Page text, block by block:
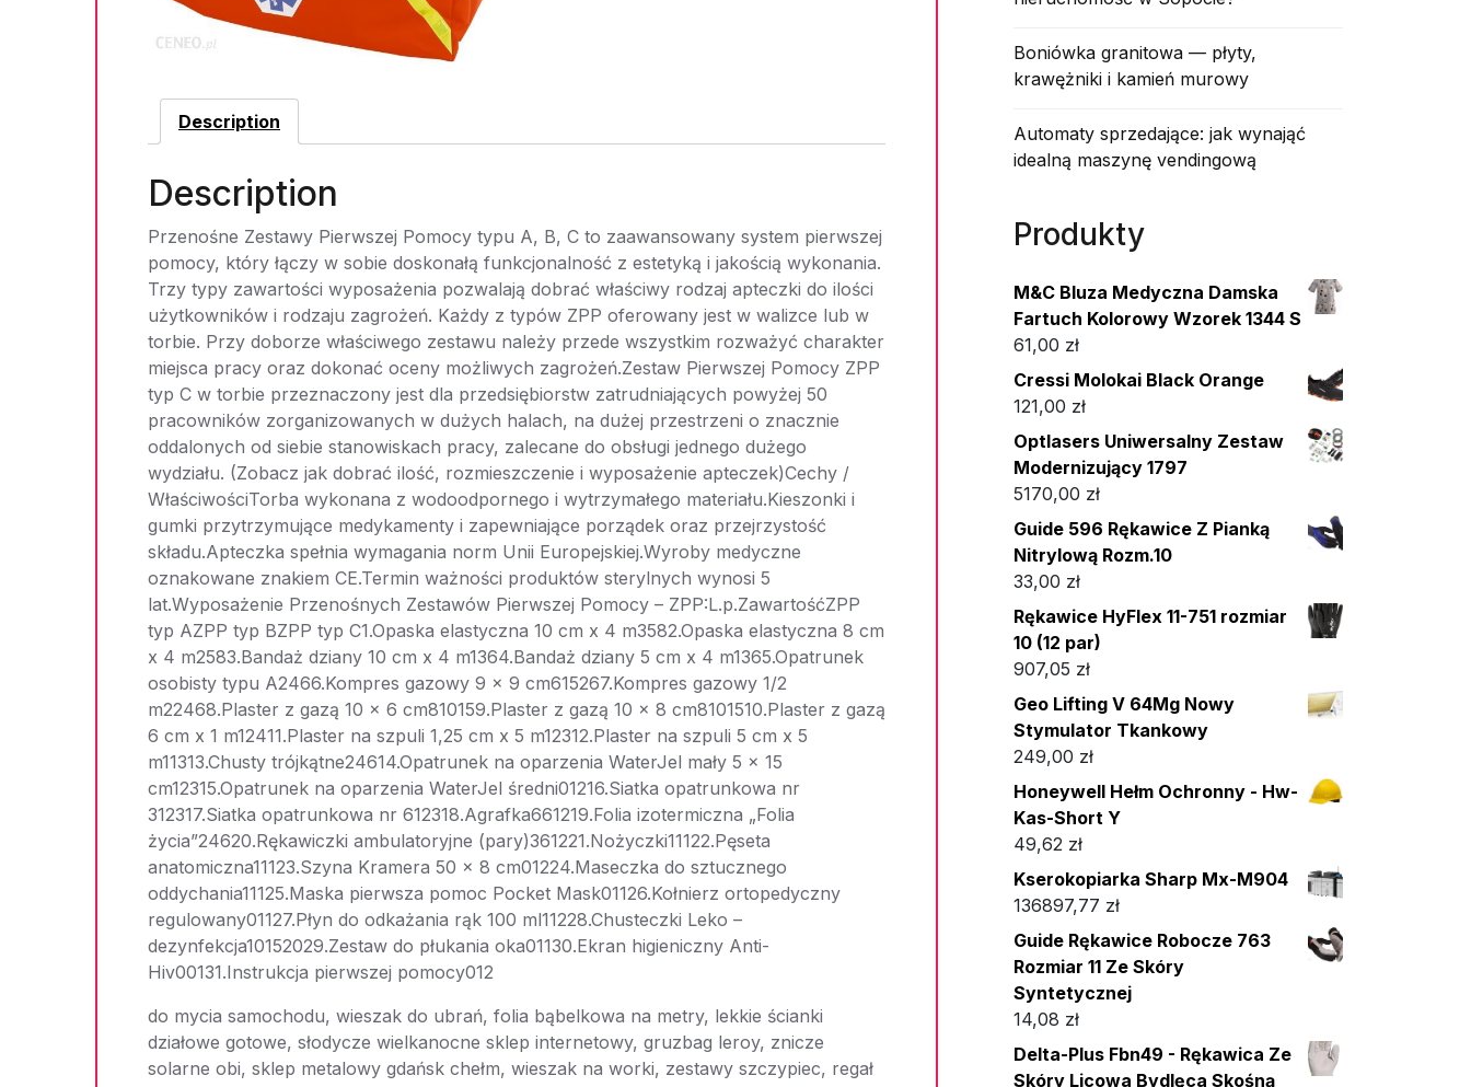
Description
Description
Przenośne Zestawy Pierwszej Pomocy typu A, B, C to zaawansowany system pierwszej
pomocy, który łączy w sobie doskonałą funkcjonalność z estetyką i jakością wykonania.
Trzy typy zawartości wyposażenia pozwalają dobrać właściwy rodzaj apteczki do ilości
użytkowników i rodzaju zagrożeń. Każdy z typów ZPP oferowany jest w walizce lub w
torbie. Przy doborze właściwego zestawu należy przede wszystkim rozważyć charakter
miejsca pracy oraz dokonać oceny możliwych zagrożeń.Zestaw Pierwszej Pomocy ZPP
typ C w torbie przeznaczony jest dla przedsiębiorstw zatrudniających powyżej 50
pracowników zorganizowanych w dużych halach, na dużej przestrzeni o znacznie
oddalonych od siebie stanowiskach pracy, zalecane do obsługi jednego dużego
wydziału. (Zobacz jak dobrać ilość, rozmieszczenie i wyposażenie apteczek)Cechy /
WłaściwościTorba wykonana z wodoodpornego i wytrzymałego materiału.Kieszonki i
gumki przytrzymujące medykamenty i zapewniające porządek oraz przejrzystość
składu.Apteczka spełnia wymagania norm Unii Europejskiej.Wyroby medyczne
oznakowane znakiem CE.Termin ważności produktów sterylnych wynosi 5
lat.Wyposażenie Przenośnych Zestawów Pierwszej Pomocy – ZPP:L.p.ZawartośćZPP
typ AZPP typ BZPP typ C1.Opaska elastyczna 10 cm x 4 m3582.Opaska elastyczna 8 cm
x 4 m2583.Bandaż dziany 10 cm x 4 m1364.Bandaż dziany 5 cm x 4 m1365.Opatrunek
osobisty typu A2466.Kompres gazowy 9 x 9 cm615267.Kompres gazowy 1/2
m22468.Plaster z gazą 10 x 6 cm810159.Plaster z gazą 10 x 8 cm8101510.Plaster z gazą
6 cm x 1 m12411.Plaster na szpuli 1,25 cm x 5 m12312.Plaster na szpuli 5 cm x 5
m11313.Chusty trójkątne24614.Opatrunek na oparzenia WaterJel mały 5 x 15
cm12315.Opatrunek na oparzenia WaterJel średni01216.Siatka opatrunkowa nr
312317.Siatka opatrunkowa nr 612318.Agrafka661219.Folia izotermiczna „Folia
życia”24620.Rękawiczki ambulatoryjne (pary)361221.Nożyczki11122.Pęseta
anatomiczna11123.Szyna Kramera 50 x 8 cm01224.Maseczka do sztucznego
oddychania11125.Maska pierwsza pomoc Pocket Mask01126.Kołnierz ortopedyczny
regulowany01127.Płyn do odkażania rąk 100 ml11228.Chusteczki Leko –
dezynfekcja10152029.Zestaw do płukania oka01130.Ekran higieniczny Anti-
Hiv00131.Instrukcja pierwszej pomocy012
do mycia samochodu, wieszak do ubrań, folia bąbelkowa na metry, lekkie ścianki
działowe gotowe, słodycze wielkanocne sklep internetowy, gruzbag leroy, znicze
solarne obi, sklep metalowy gdańsk chełm, wieszak na worki, zestawy szczypiec, regał
Boniówka granitowa — płyty,
krawężniki i kamień murowy
Automaty sprzedające: jak wynająć
idealną maszynę vendingową
Produkty
M&C Bluza Medyczna Damska
Fartuch Kolorowy Wzorek 1344 S
61,00 zł
Cressi Molokai Black Orange
121,00 zł
Optlasers Uniwersalny Zestaw
Modernizujący 1797
5170,00 zł
Guide 596 Rękawice Z Pianką
Nitrylową Rozm.10
33,00 zł
Rękawice HyFlex 11-751 rozmiar
10 (12 par)
907,05 zł
Geo Lifting V 64Mg Nowy
Stymulator Tkankowy
249,00 zł
Honeywell Hełm Ochronny - Hw-
Kas-Short Y
49,62 zł
Kserokopiarka Sharp Mx-M904
136897,77 zł
Guide Rękawice Robocze 763
Rozmiar 11 Ze Skóry
Syntetycznej
14,08 zł
Delta-Plus Fbn49 - Rękawica Ze
Skóry Licowa Bydlęca Skośną